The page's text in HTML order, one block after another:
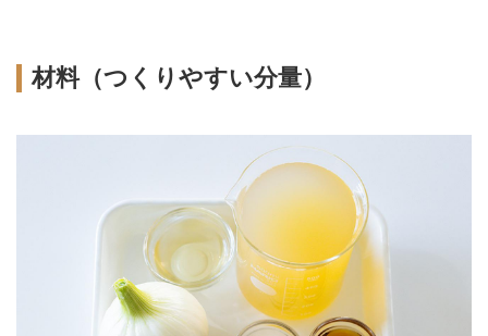
材料（つくりやすい分量）